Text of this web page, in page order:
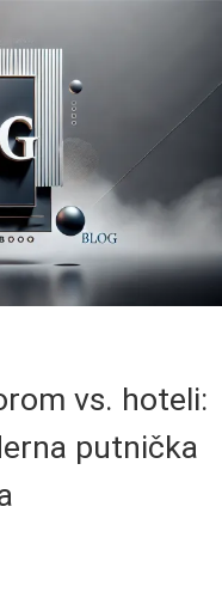
vs. hoteli:
putnička